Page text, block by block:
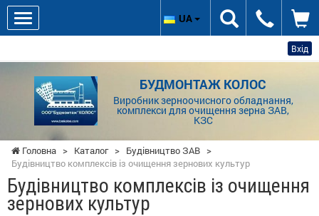
Вхід
БУДМОНТАЖ КОЛОС
Виробник зерноочисного обладнання,
комплекси для очищення зерна ЗАВ,
КЗС
UA
Головна > Каталог > Будівництво ЗАВ >
Будівництво комплексів із очищення зернових культур
Будівництво комплексів із очищення
зернових культур